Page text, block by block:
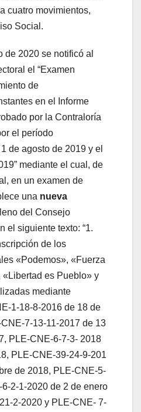
cuatro movimientos,
Social.
de 2020 se notificó al
el “Examen
de
en el Informe
por la Contraloría
el período
de agosto de 2019 y el
mediante el cual, de
en un examen de
una nueva
del Consejo
el siguiente texto: “1.
de los
«Podemos», «Fuerza
es Pueblo» y
mediante
1-18-8-2016 de 18 de
7-13-11-2017 de 13
PLE-CNE-6-7-3- 2018
PLE-CNE-39-24-9-201
de 2018, PLE-CNE-5-
2-1-2020 de 2 de enero
2-2020 y PLE-CNE- 7-